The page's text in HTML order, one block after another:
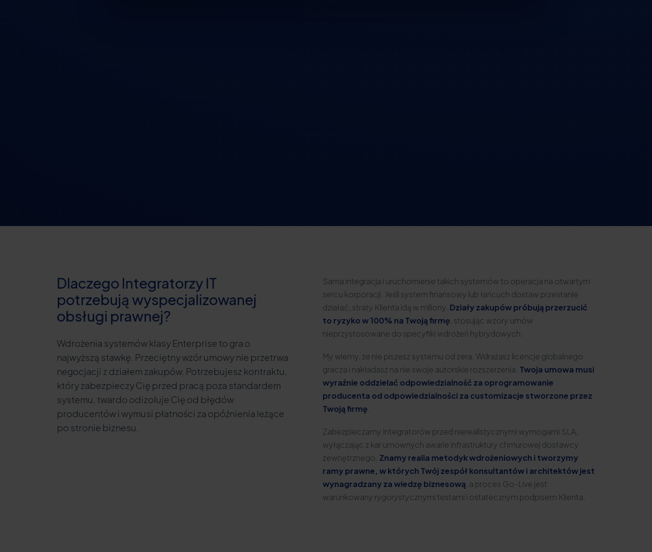
Dlaczego Integratorzy IT
potrzebują wyspecjalizowanej
obsługi prawnej?
Wdrożenia systemów klasy Enterprise to gra o
najwyższą stawkę. Przeciętny wzór umowy nie przetrwa
negocjacji z działem zakupów. Potrzebujesz kontraktu,
który zabezpieczy Cię przed pracą poza standardem
systemu, twardo odizoluje Cię od błędów
producentów i wymusi płatności za opóźnienia leżące
po stronie biznesu.
Sama integracja i uruchomienie takich systemów to operacja na otwartym
sercu korporacji. Jeśli system finansowy lub łańcuch dostaw przestanie
działać, straty Klienta idą w miliony. Działy zakupów próbują przerzucić
to ryzyko w 100% na Twoją firmę, stosując wzory umów
nieprzystosowane do specyfiki wdrożeń hybrydowych.
My wiemy, że nie piszesz systemu od zera. Wdrażasz licencje globalnego
gracza i nakładasz na nie swoje autorskie rozszerzenia. Twoja umowa musi
wyraźnie oddzielać odpowiedzialność za oprogramowanie
producenta od odpowiedzialności za customizacje stworzone przez
Twoją firmę.
Zabezpieczamy Integratorów przed nierealistycznymi wymogami SLA,
wyłączając z kar umownych awarie infrastruktury chmurowej dostawcy
zewnętrznego. Znamy realia metodyk wdrożeniowych i tworzymy
ramy prawne, w których Twój zespół konsultantów i architektów jest
wynagradzany za wiedzę biznesową, a proces Go-Live jest
warunkowany rygorystycznymi testami i ostatecznym podpisem Klienta.